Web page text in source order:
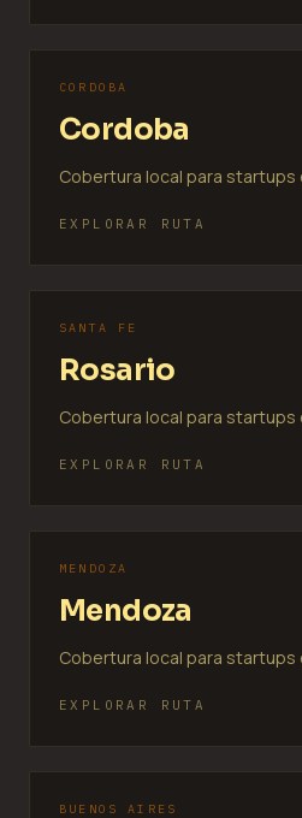
CORDOBA
Cordoba
Cobertura local para startups
EXPLORAR RUTA
SANTA FE
Rosario
Cobertura local para startups
EXPLORAR RUTA
MENDOZA
Mendoza
Cobertura local para startups
EXPLORAR RUTA
BUENOS AIRES